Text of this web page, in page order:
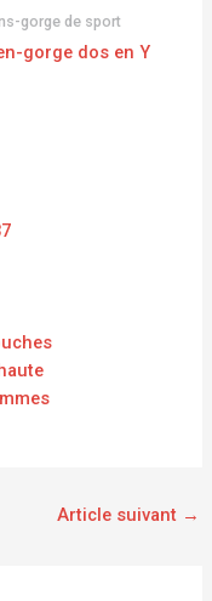
gorge de sport
gorge dos en Y
Article suivant →